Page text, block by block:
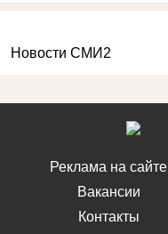
Новости СМИ2
Реклама на сайте
Вакансии
Контакты